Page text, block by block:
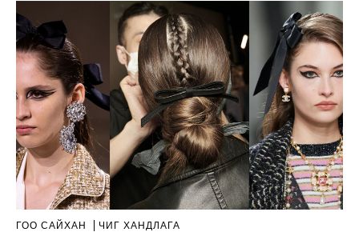
ГОО САЙХАН ЧИГ ХАНДЛАГА